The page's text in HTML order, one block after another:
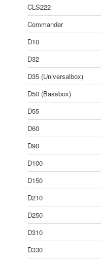
CLS222
Commander
D10
D32
D35 (Universalbox)
D50 (Bassbox)
D55
D60
D90
D100
D150
D210
D250
D310
D330